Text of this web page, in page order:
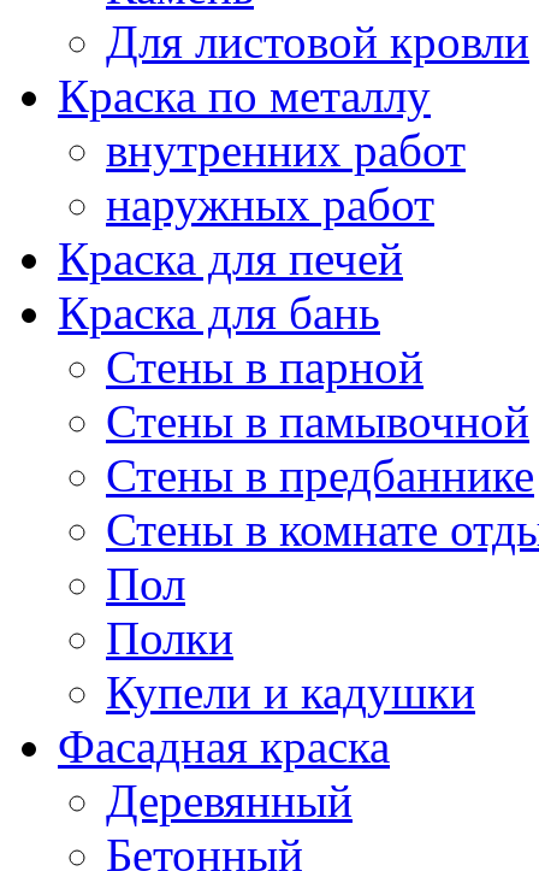
Для листовой кровли
Краска по металлу
внутренних работ
наружных работ
Краска для печей
Краска для бань
Стены в парной
Стены в памывочной
Стены в предбаннике
Стены в комнате
Пол
Полки
Купели и кадушки
Фасадная краска
Деревянный
Бетонный